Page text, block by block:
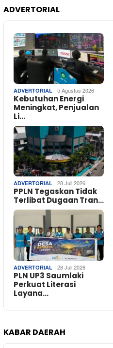
ADVERTORIAL
ADVERTORIAL 5 Agustus 2026
Kebutuhan Energi
Meningkat, Penjualan
Li…
ADVERTORIAL 28 Juli 2026
PPLN Tegaskan Tidak
Terlibat Dugaan Tran…
ADVERTORIAL 28 Juli 2026
PLN UP3 Saumlaki
Perkuat Literasi
Layana…
KABAR DAERAH